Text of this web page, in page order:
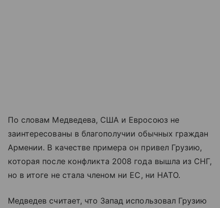
По словам Медведева, США и Евросоюз не
заинтересованы в благополучии обычных граждан
Армении. В качестве примера он привел Грузию,
которая после конфликта 2008 года вышла из СНГ,
но в итоге не стала членом ни ЕС, ни НАТО.
Медведев считает, что Запад использовал Грузию